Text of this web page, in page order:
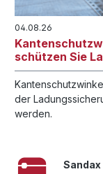
04.08.26
schützen Sie
der
werden.
Sandax